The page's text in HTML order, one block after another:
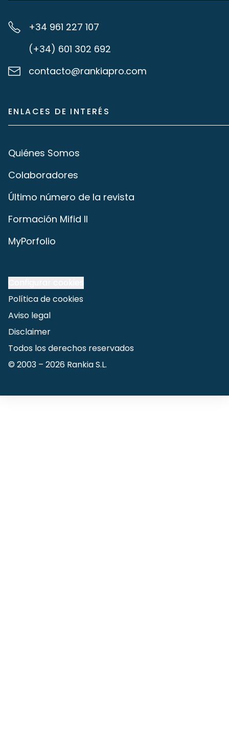
+34 961 227 107
(+34) 601 302 692
contacto@rankiapro.com
ENLACES DE INTERÉS
Quiénes Somos
Colaboradores
Último número de la revista
Formación Mifid II
MyPorfolio
Política de cookies
Aviso legal
Disclaimer
Todos los derechos reservados
© 2003 – 2026 Rankia S.L.